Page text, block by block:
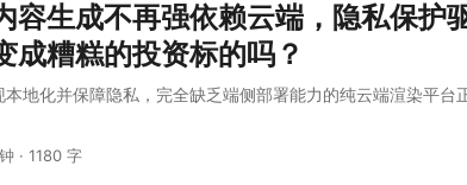
容生成不再强依赖云端，隐私保护
成糟糕的投资标的吗？
地化并保障隐私，完全缺乏端侧部署能力的纯云端渲染平台
· 1180 字